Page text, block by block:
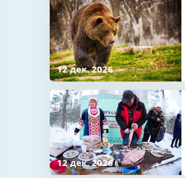
12 дек. 2026
12 дек. 2026